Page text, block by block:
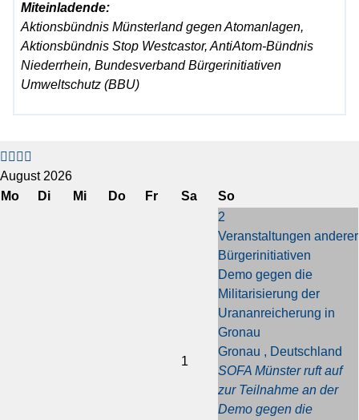
Miteinladende:
Aktionsbündnis Münsterland gegen Atomanlagen,
Aktionsbündnis Stop Westcastor, AntiAtom-Bündnis
Niederrhein, Bundesverband Bürgerinitiativen
Umweltschutz (BBU)
o
r
oä
h
ä
August 2026
Mo
Di Mi Do Fr Sa So
1
2
Veranstaltungen anderer
Bürgerinitiativen
Demo gegen die
Militarisierung der
Urananreicherung in
Gronau
Gronau , Deutschland
SOFA Münster ruft auf
zur Teilnahme an der
Demo gegen die